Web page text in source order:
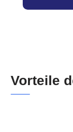
Vorteile